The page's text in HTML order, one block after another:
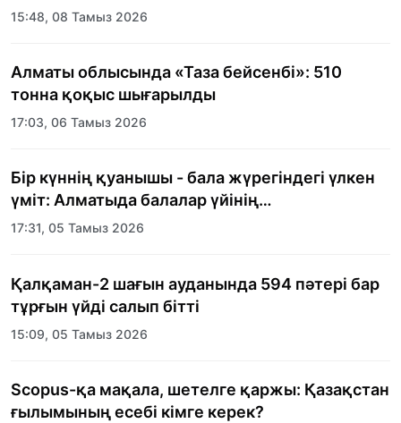
15:48, 08 Тамыз 2026
Алматы облысында «Таза бейсенбі»: 510
тонна қоқыс шығарылды
17:03, 06 Тамыз 2026
Бір күннің қуанышы - бала жүрегіндегі үлкен
үміт: Алматыда балалар үйінің
тәрбиеленушілеріне мерекелік күн
17:31, 05 Тамыз 2026
Қалқаман-2 шағын ауданында 594 пәтері бар
тұрғын үйді салып бітті
15:09, 05 Тамыз 2026
Scopus-қа мақала, шетелге қаржы: Қазақстан
ғылымының есебі кімге керек?